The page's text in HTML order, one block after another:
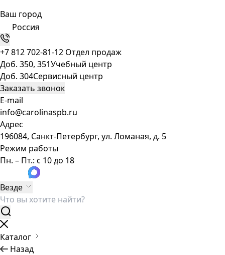
Ваш город
Россия
+7 812 702-81-12 Отдел продаж
Доб. 350, 351Учебный центр
Доб. 304Сервисный центр
Заказать звонок
E-mail
info@carolinaspb.ru
Адрес
196084, Санкт-Петербург, ул. Ломаная, д. 5
Режим работы
Пн. – Пт.: с 10 до 18
Везде
Каталог
Назад